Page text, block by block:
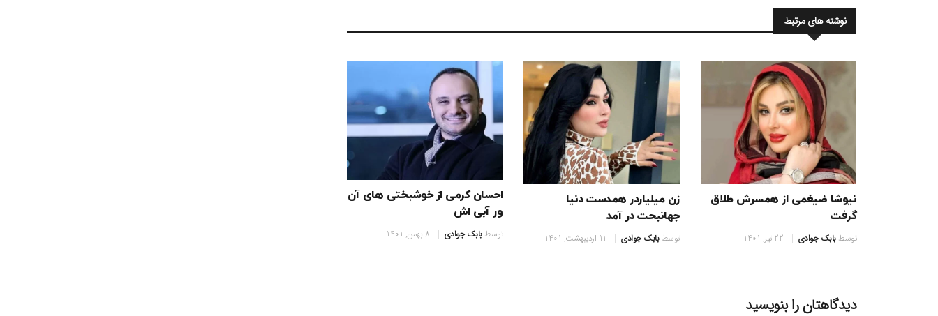
نوشته های مرتبط
نیوشا ضیغمی از همسرش طلاق
گرفت
توسطبابک جوادی 22 تیر, 1401
زن میلیاردر همدست دنیا
جهانبحت در آمد
توسطبابک جوادی 11 اردیبهشت, 1401
احسان کرمی از خوشبختی های آن
ور آبی اش
توسطبابک جوادی 8 بهمن, 1401
دیدگاهتان را بنویسید